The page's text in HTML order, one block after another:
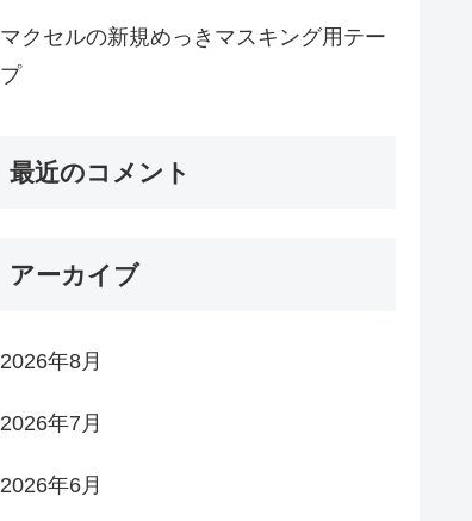
マクセルの新規めっきマスキング用テー
プ
最近のコメント
アーカイブ
2026年8月
2026年7月
2026年6月